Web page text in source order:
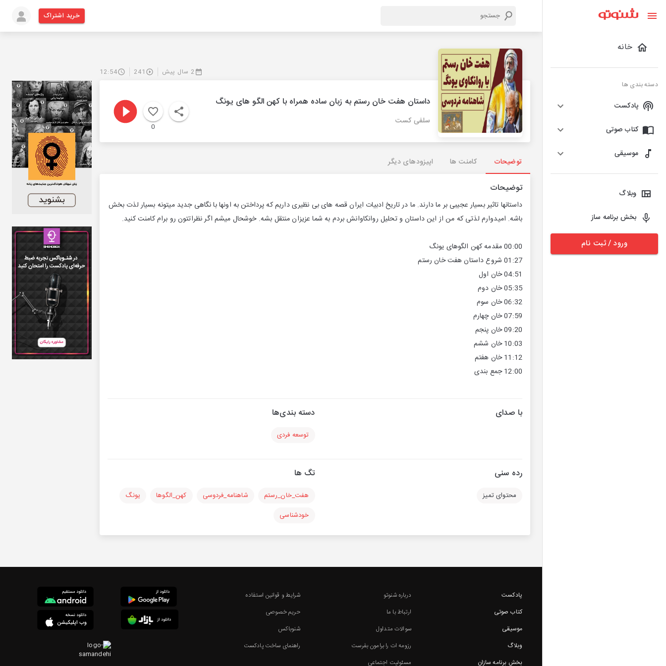
خانه
دسته بندی ها
پادکست
کتاب صوتی
موسیقی
وبلاگ
بخش برنامه ساز
ورود / ثبت نام
خرید اشتراک
2 سال پیش 241
12:54
داستان هفت خان رستم به زبان ساده همراه با کهن الگو های یونگ
سلفی کست
0
توضیحات کامنت ها اپیزودهای دیگر
توضیحات
داستانها تاثیر بسیار عجیبی بر ما دارند. ما در تاریخ ادبیات ایران قصه های بی نظیری داریم که پرداختن به اونها با نگاهی جدید میتونه بسیار لذت بخش
باشه. امیدوارم لذتی که من از این داستان و تحلیل روانکاوانش بردم به شما عزیزان منتقل بشه. خوشحال میشم اگر نظراتتون رو برام کامنت کنید.
00:00 مقدمه کهن الگوهای یونگ
01:27 شروع داستان هفت خان رستم
04:51 خان اول
05:35 خان دوم
06:32 خان سوم
07:59 خان چهارم
09:20 خان پنجم
10:03 خان ششم
11:12 خان هفتم
12:00 جمع بندی
با صدای دسته بندی‌ها
توسعه فردی
رده سنی
محتوای تمیز
تگ ها
هفت_خان_رستم شاهنامه_فردوسی کهن_الگوها
یونگ
خودشناسی
پادکست
کتاب صوتی
موسیقی
وبلاگ
بخش برنامه سازان
درباره شنوتو
ارتباط با ما
سوالات متداول
رزومه ات را برامون بفرست
مسئولیت اجتماعی
شرایط و قوانین استفاده
حریم خصوصی
شنوباکس
راهنمای ساخت پادکست